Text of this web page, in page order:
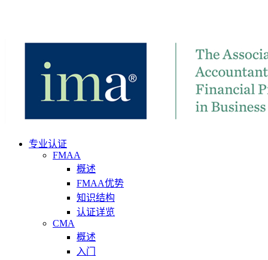
专业认证
FMAA
概述
FMAA优势
知识结构
认证详览
CMA
概述
入门